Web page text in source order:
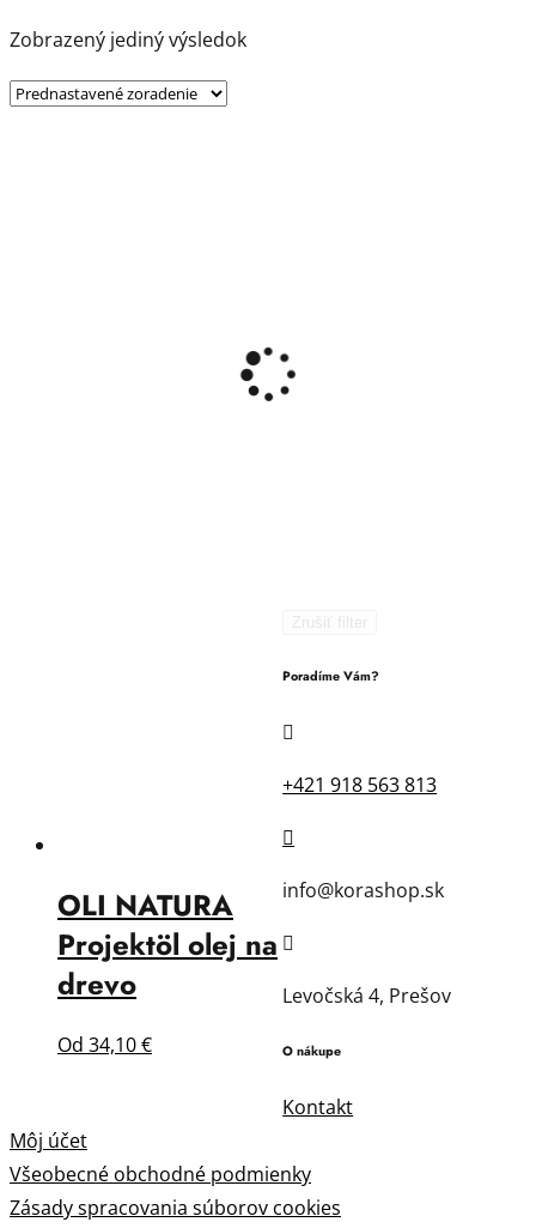
Zobrazený jediný výsledok
OLI NATURA
Projektöl olej na
drevo
Od 34,10€
Poradíme Vám?

+421 918 563 813

info@korashop.sk

Levočská 4, Prešov
O nákupe
Kontakt
Môj účet
Všeobecné obchodné podmienky
Zásady spracovania súborov cookies